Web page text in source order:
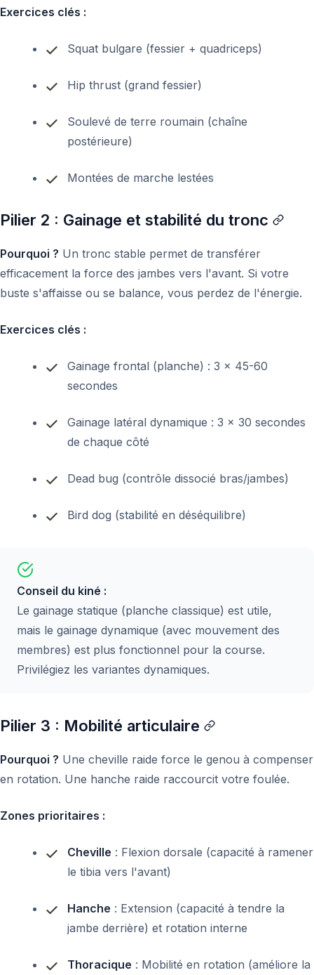
Exercices clés :
Squat bulgare (fessier + quadriceps)
Hip thrust (grand fessier)
Soulevé de terre roumain (chaîne
postérieure)
Montées de marche lestées
Pilier 2 : Gainage et stabilité du tronc
Pourquoi ? Un tronc stable permet de transférer
efficacement la force des jambes vers l'avant. Si votre
buste s'affaisse ou se balance, vous perdez de l'énergie.
Exercices clés :
Gainage frontal (planche) : 3 x 45-60
secondes
Gainage latéral dynamique : 3 x 30 secondes
de chaque côté
Dead bug (contrôle dissocié bras/jambes)
Bird dog (stabilité en déséquilibre)
Conseil du kiné :
Le gainage statique (planche classique) est utile,
mais le gainage dynamique (avec mouvement des
membres) est plus fonctionnel pour la course.
Privilégiez les variantes dynamiques.
Pilier 3 : Mobilité articulaire
Pourquoi ? Une cheville raide force le genou à compenser
en rotation. Une hanche raide raccourcit votre foulée.
Zones prioritaires :
Cheville : Flexion dorsale (capacité à ramener
le tibia vers l'avant)
Hanche : Extension (capacité à tendre la
jambe derrière) et rotation interne
Thoracique : Mobilité en rotation (améliore la